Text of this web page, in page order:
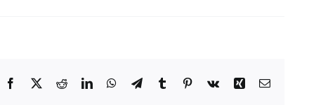
Facebook
X RedditLinkedInWhatsApp
TelegramTumblr Pinterest
Vk Xing E-